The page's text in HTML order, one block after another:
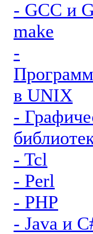
- GCC и
make
-
в UNIX
-
- Tcl
- Perl
- PHP
- Java и